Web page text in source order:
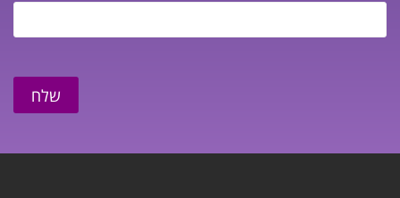
שלח